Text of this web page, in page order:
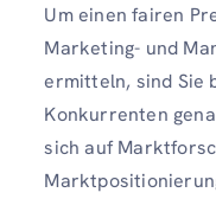
Um einen fairen
Marketing- und
ermitteln, sind Sie
Konkurrenten
sich auf